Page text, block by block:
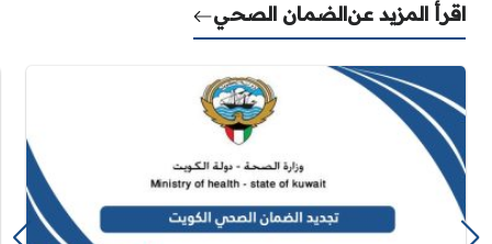
اقرأ المزيد عنالضمان الصحي